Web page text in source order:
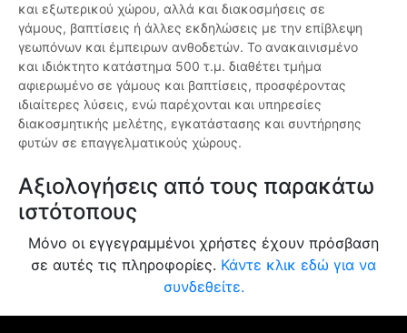
και εξωτερικού χώρου, αλλά και διακοσμήσεις σε
γάμους, βαπτίσεις ή άλλες εκδηλώσεις με την επίβλεψη
γεωπόνων και έμπειρων ανθοδετών. Το ανακαινισμένο
και ιδιόκτητο κατάστημα 500 τ.μ. διαθέτει τμήμα
αφιερωμένο σε γάμους και βαπτίσεις, προσφέροντας
ιδιαίτερες λύσεις, ενώ παρέχονται και υπηρεσίες
διακοσμητικής μελέτης, εγκατάστασης και συντήρησης
φυτών σε επαγγελματικούς χώρους.
Αξιολογήσεις από τους παρακάτω
ιστότοπους
Μόνο οι εγγεγραμμένοι χρήστες έχουν πρόσβαση
σε αυτές τις πληροφορίες. Κάντε κλικ εδώ για να
συνδεθείτε.